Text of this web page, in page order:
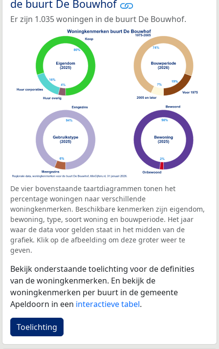
de buurt De Bouwhof
Er zijn 1.035 woningen in de buurt De Bouwhof.
De vier bovenstaande taartdiagrammen tonen het
percentage woningen naar verschillende
woningkenmerken. Beschikbare kenmerken zijn eigendom,
bewoning, type, soort woning en bouwperiode. Het jaar
waar de data voor gelden staat in het midden van de
grafiek. Klik op de afbeelding om deze groter weer te
geven.
Bekijk onderstaande toelichting voor de definities
van de woningkenmerken. En bekijk de
woningkenmerken per buurt in de gemeente
Apeldoorn in een interactieve tabel.
Toelichting